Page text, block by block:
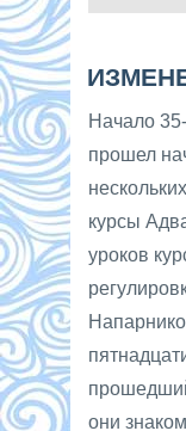
Начало
прошел
курсы
уроков
они